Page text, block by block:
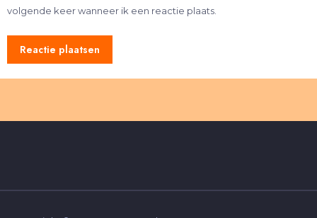
volgende keer wanneer ik een reactie plaats.